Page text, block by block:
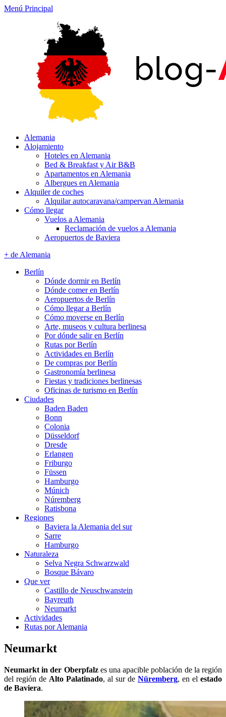
Menú Principal
Alemania
Alojamiento
Hoteles en Alemania
Bed & Breakfast y Air B&B
Apartamentos en Alemania
Albergues en Alemania
Alquiler de coches
Alquilar autocaravana/campervan Alemania
Cómo llegar
Vuelos a Alemania
Reclamación de vuelos a Alemania
Aeropuertos de Baviera
+ de Alemania
Berlín
Dónde dormir en Berlín
Dónde comer en Berlín
Aeropuertos de Berlín
Cómo llegar a Berlín
Cómo moverse en Berlín
Arte, museos y cultura berlinesa
Por dónde salir en Berlín
Rutas por Berlín
Actividades en Berlín
De compras por Berlín
Gastronomía berlinesa
Fiestas y tradiciones berlinesas
Oficinas de turismo en Berlín
Ciudades
Baden Baden
Bonn
Colonia
Düsseldorf
Dresde
Erlangen
Friburgo
Füssen
Hamburgo
Múnich
Núremberg
Ratisbona
Regiones
Baviera la Alemania del sur
Sarre
Hamburgo
Naturaleza
Selva Negra Schwarzwald
Bosque Bávaro
Que ver
Castillo de Neuschwanstein
Bayreuth
Neumarkt
Actividades
Rutas por Alemania
Neumarkt
Neumarkt in der Oberpfalzes una apacible población de la región
del región de Alto Palatinado, al sur de Nüremberg, en el estado
de Baviera.